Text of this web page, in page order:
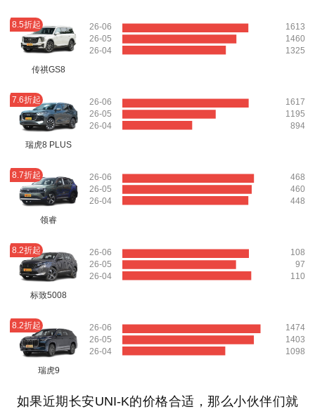
8.5折起
传祺GS8
26-06
26-05
26-04
1613
1460
1325
7.6折起
瑞虎8 PLUS
26-06
26-05
26-04
1617
1195
894
8.7折起
领睿
26-06
26-05
26-04
468
460
448
8.2折起
标致5008
26-06
26-05
26-04
108
97
110
8.2折起
瑞虎9
26-06
26-05
26-04
1474
1403
1098
如果近期长安UNI-K的价格合适，那么小伙伴们就